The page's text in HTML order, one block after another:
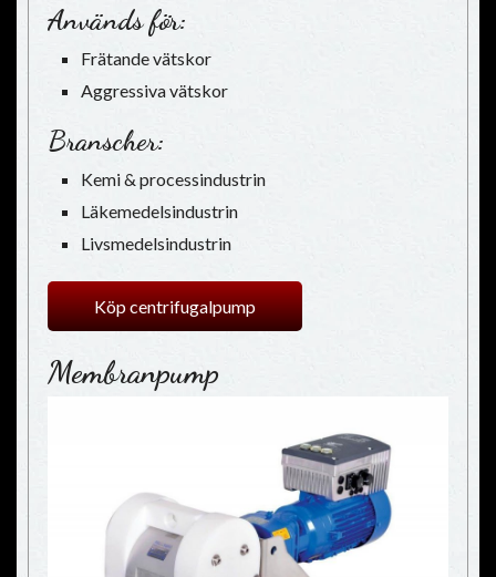
Används för:
Frätande vätskor
Aggressiva vätskor
Branscher:
Kemi & processindustrin
Läkemedelsindustrin
Livsmedelsindustrin
Köp centrifugalpump
Membranpump